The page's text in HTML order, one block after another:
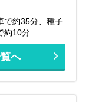
で約35分、種子
約10分
へ